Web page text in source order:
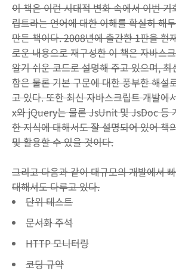
이 책은 이런 시대적 변화 속에서 이번
립트라는 언어에 대한 이해를 확실히 해
만든 책이다. 2008년에 출간한 1판을 현
로운 내용으로 재구성한 이 책은 자바스
알기 쉬운 코드로 설명해 주고 있으며,
함은 물론 기본 구문에 대한 풍부한 해설
고 있다. 또한 최신 자바스크립트 개발에
x와 jQuery는 물론 JsUnit 및 JsDoc 등
한 지식에 대해서도 잘 설명되어 있어 책
및 활용할 수 있을 것이다.
그리고 다음과 같이 대규모의 개발에서
대해서도 다루고 있다.
단위 테스트
문서화 주석
HTTP 모니터링
코딩 규약